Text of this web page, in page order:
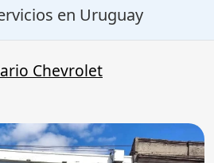
en Uruguay
Chevrolet